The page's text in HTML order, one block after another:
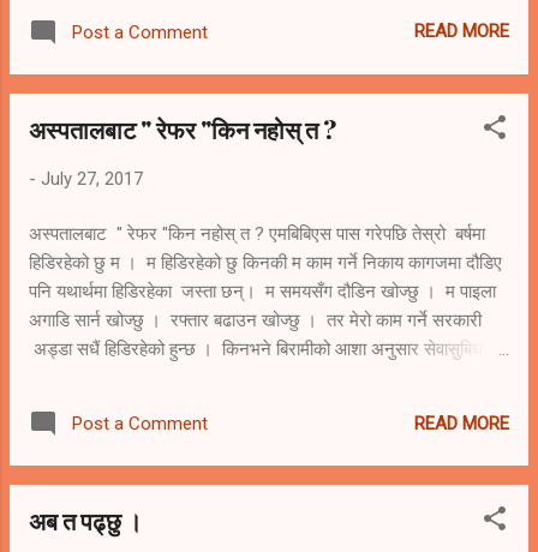
मलाई प्रश्न पठाएको रहेछ । " शम्भु ! तिमीले यो च्याट फेस्बुक आदी बाट के
असाधारण प्राप्त गर्यौ ? " कस्तो गम्भिर प्रश्न ! एकाबिहानै गुरुको प्रबचनका
केही बेर मनमा अशान्ति भयो । आफ्नै अन्तर्मनलाई प्रश्न गरेँ र उत्तरको
सकेन । अनि बेवास्ता गरेर त्यस प्रश्नक...
Post a Comment READ MORE
अस्पतालबाट " रेफर "किन नहोस् त ?
- July 27, 2017
अस्पतालबाट " रेफर "किन नहोस् त ? एमबिबिएस पास गरेपछि तेस्रो बर्षमा
हिडिरहेको छु म । म हिडिरहेको छु किनकी म काम गर्ने निकाय कागजमा दौडिए
पनि यथार्थमा हिडिरहेका जस्ता छन्। म समयसँग दौडिन खोज्छु । म पाइला
अगाडि सार्न खोज्छु । रफ्तार बढाउन खोज्छु । तर मेरो काम गर्ने सरकारी
अड्डा सधैं हिडिरहेको हुन्छ । किनभने बिरामीको आशा अनुसार सेवासुबिधा
जनचेतना र यातायातले फड्को मारेर हो । सेवाग्राहीले बिशिस्ट छिटो सस्तो र
राम्रो सेवा खोज्ने गर्छन्। समस्या सेवाको खोजीले भन्दा पनि उनिहरुको
आत्तुरिपन र अर्धचेतनाले खडा गरेको छ । बिरामी जाँच्नु ,परामर्श दिनु र
छु । जानेसम्म गर्ने प्रयास भने अवस्य गरेजस्तो लाग्छ । बाँकी केसहरु त
Post a Comment READ MORE
अब त पढ्छु ।